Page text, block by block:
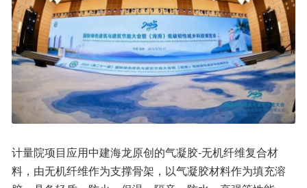
计量院项目应用中建海龙原创的气凝胶-无机纤维复合材
料，由无机纤维作为支撑骨架，以气凝胶材料作为填充溶